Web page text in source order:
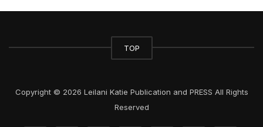
TOP
Copyright © 2026 Leilani Katie Publication and PRESS All Rights
Reserved